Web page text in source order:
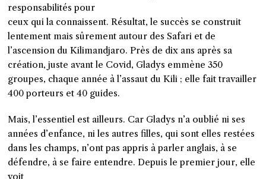
responsabilités pour
ceux qui la connaissent. Résultat, le succès se construit
lentement mais sûrement autour des Safari et de
l’ascension du Kilimandjaro. Près de dix ans après sa
création, juste avant le Covid, Gladys emmène 350
groupes, chaque année à l’assaut du Kili ; elle fait travailler
400 porteurs et 40 guides.
Mais, l’essentiel est ailleurs. Car Gladys n’a oublié ni ses
années d’enfance, ni les autres filles, qui sont elles restées
dans les champs, n’ont pas appris à parler anglais, à se
défendre, à se faire entendre. Depuis le premier jour, elle
voit